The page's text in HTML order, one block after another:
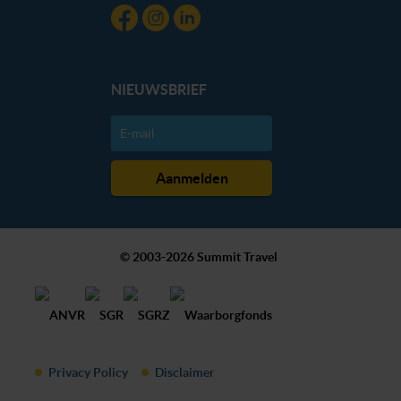
NIEUWSBRIEF
© 2003-2026 Summit Travel
Privacy Policy Disclaimer